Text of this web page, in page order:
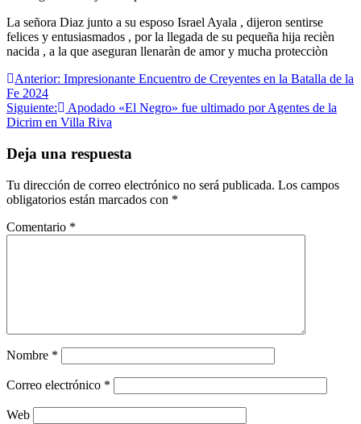
La señora Diaz junto a su esposo Israel Ayala , dijeron sentirse
felices y entusiasmados , por la llegada de su pequeña hija recièn
nacida , a la que aseguran llenaràn de amor y mucha protecciòn
Navegación
de
entradas
Anterior: Impresionante Encuentro de Creyentes en la Batalla de la
Fe 2024
Siguiente:
Apodado «El Negro» fue ultimado por Agentes de la
Dicrim en Villa Riva
Deja una respuesta
Tu dirección de correo electrónico no será publicada. Los campos
obligatorios están marcados con *
Comentario *
Nombre *
Correo electrónico *
Web